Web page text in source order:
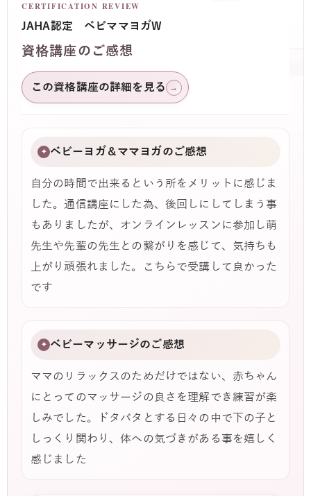
CERTIFICATION REVIEW
JAHA認定 ベビママヨガW
資格講座のご感想
この資格講座の詳細を見る →
✦ ベビーヨガ＆ママヨガのご感想
自分の時間で出来るという所をメリットに感じま
した。通信講座にした為、後回しにしてしまう事
もありましたが、オンラインレッスンに参加し萌
先生や先輩の先生との繋がりを感じて、気持ちも
上がり頑張れました。こちらで受講して良かった
です
✦ ベビーマッサージのご感想
ママのリラックスのためだけではない、赤ちゃん
にとってのマッサージの良さを理解でき練習が楽
しみでした。ドタバタとする日々の中で下の子と
しっくり関わり、体への気づきがある事を嬉しく
感じました